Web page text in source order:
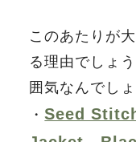
このあたりが
る理由でしょ
囲気なんでしょ
・Seed